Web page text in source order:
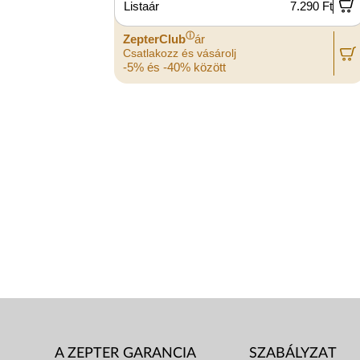
Listaár 7.290 Ft
ZepterClubⓘár
Csatlakozz és vásárolj
-5% és -40% között
A ZEPTER GARANCIA SZABÁLYZAT